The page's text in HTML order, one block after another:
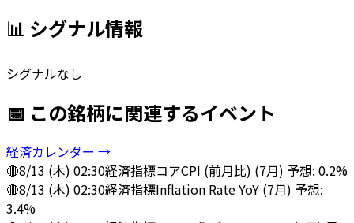
📊 シグナル情報
シグナルなし
📅 この銘柄に関連するイベント
経済カレンダー →
🔴8/13 (木) 02:30経済指標コアCPI (前月比) (7月) 予想: 0.2%
🔴8/13 (木) 02:30経済指標Inflation Rate YoY (7月) 予想:
3.4%